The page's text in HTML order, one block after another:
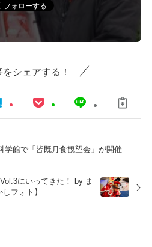
シェアする！
学館で「皆既月食観望会」が開催
にいってきた！ by ま
フォト】